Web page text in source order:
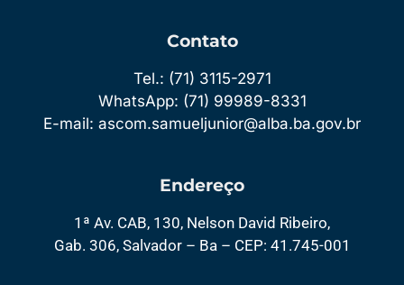
Contato
Tel.: (71) 3115-2971
WhatsApp: (71) 99989-8331
E-mail: ascom.samueljunior@alba.ba.gov.br
Endereço
1ª Av. CAB, 130, Nelson David Ribeiro,
Gab. 306, Salvador – Ba – CEP: 41.745-001